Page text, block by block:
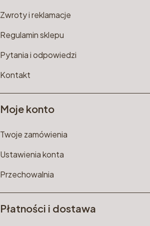
Zwroty i reklamacje
Regulamin sklepu
Pytania i odpowiedzi
Kontakt
Moje konto
Twoje zamówienia
Ustawienia konta
Przechowalnia
Płatności i dostawa